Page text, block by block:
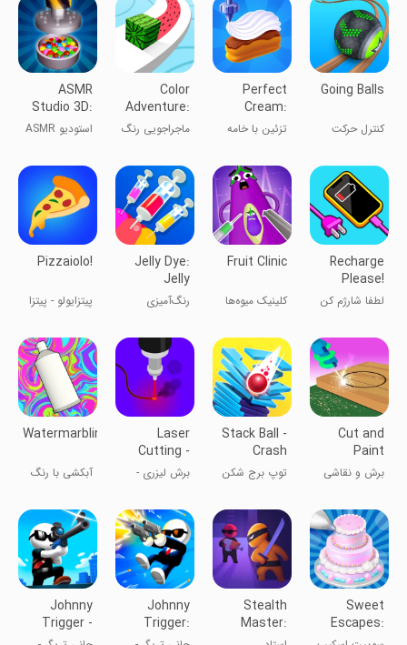
Going Balls
کنترل حرکت
Perfect
Cream:
Icing Cake
Game
تزئین با خامه
Color
Adventure:
Draw the
Path
ماجراجویی رنگ
ASMR
Studio 3D:
Ultimate
Relax
استودیو ASMR
نهایی
Recharge
Please!
لطفا شارژم کن
Fruit Clinic
کلینیک میوه‌ها
Jelly Dye:
Jelly
Games &
ASMR
رنگ‌آمیزی
ژله و ASMR
Pizzaiolo!
پیتزایولو - پیتزا
Cut and
Paint
برش و نقاشی
Stack Ball -
Crash
Platforms
توپ برج شکن
Laser
Cutting -
Precision
Game
برش لیزری -
Watermarbling
آبکشی با رنگ
Sweet
Escapes:
Build A
Stealth
Master:
Assassin
Johnny
Trigger:
Action
Johnny
Trigger -
Sniper